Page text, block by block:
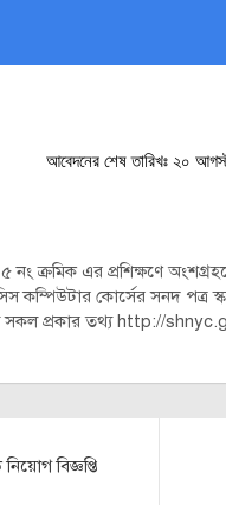
আবেদনের শেষ তারিখঃ ২০
ক্রমিক এর প্রশিক্ষণে
কম্পিউটার কোর্সের সনদ পত্র
সকল প্রকার তথ্য http://
বিজ্ঞপ্তি